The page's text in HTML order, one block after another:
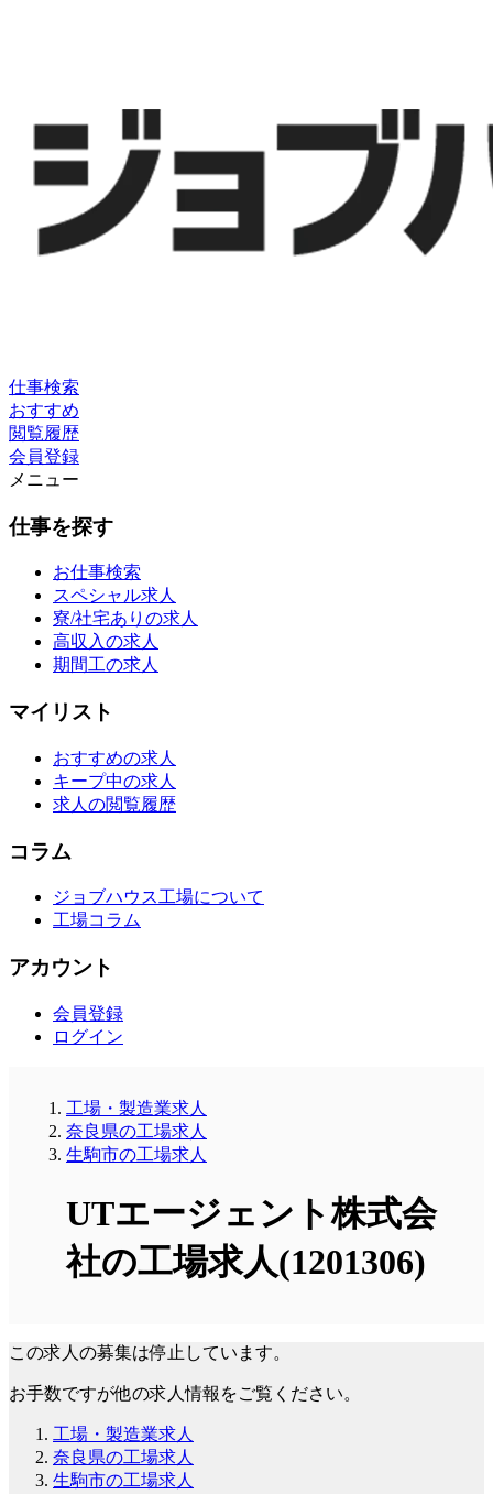
仕事検索
おすすめ
閲覧履歴
会員登録
メニュー
仕事を探す
お仕事検索
スペシャル求人
寮/社宅ありの求人
高収入の求人
期間工の求人
マイリスト
おすすめの求人
キープ中の求人
求人の閲覧履歴
コラム
ジョブハウス工場について
工場コラム
アカウント
会員登録
ログイン
工場・製造業求人
奈良県の工場求人
生駒市の工場求人
UTエージェント株式会
社の工場求人(1201306)
この求人の募集は停止しています。
お手数ですが他の求人情報をご覧ください。
工場・製造業求人
奈良県の工場求人
生駒市の工場求人